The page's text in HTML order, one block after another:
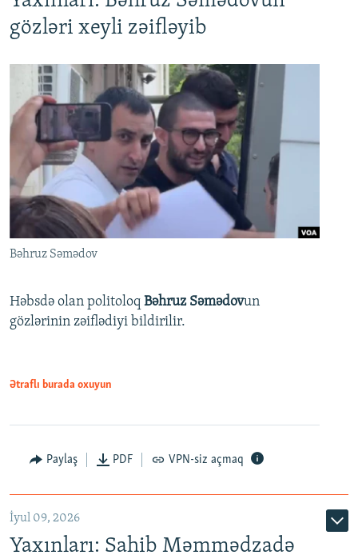
gözləri xeyli zəifləyib
Bəhruz Səmədov
Həbsdə olan politoloq Bəhruz Səmədovun
gözlərinin zəiflədiyi bildirilir.
Ətraflı burada oxuyun
Paylaş PDF VPN-siz açmaq
İyul 09, 2026
Yaxınları: Sahib Məmmədzadə